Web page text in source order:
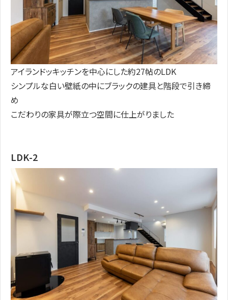
アイランドッキッチンを中心にした約27帖のLDK
シンプルな白い壁紙の中にブラックの建具と階段で引き締
め
こだわりの家具が際立つ空間に仕上がりました
LDK-2